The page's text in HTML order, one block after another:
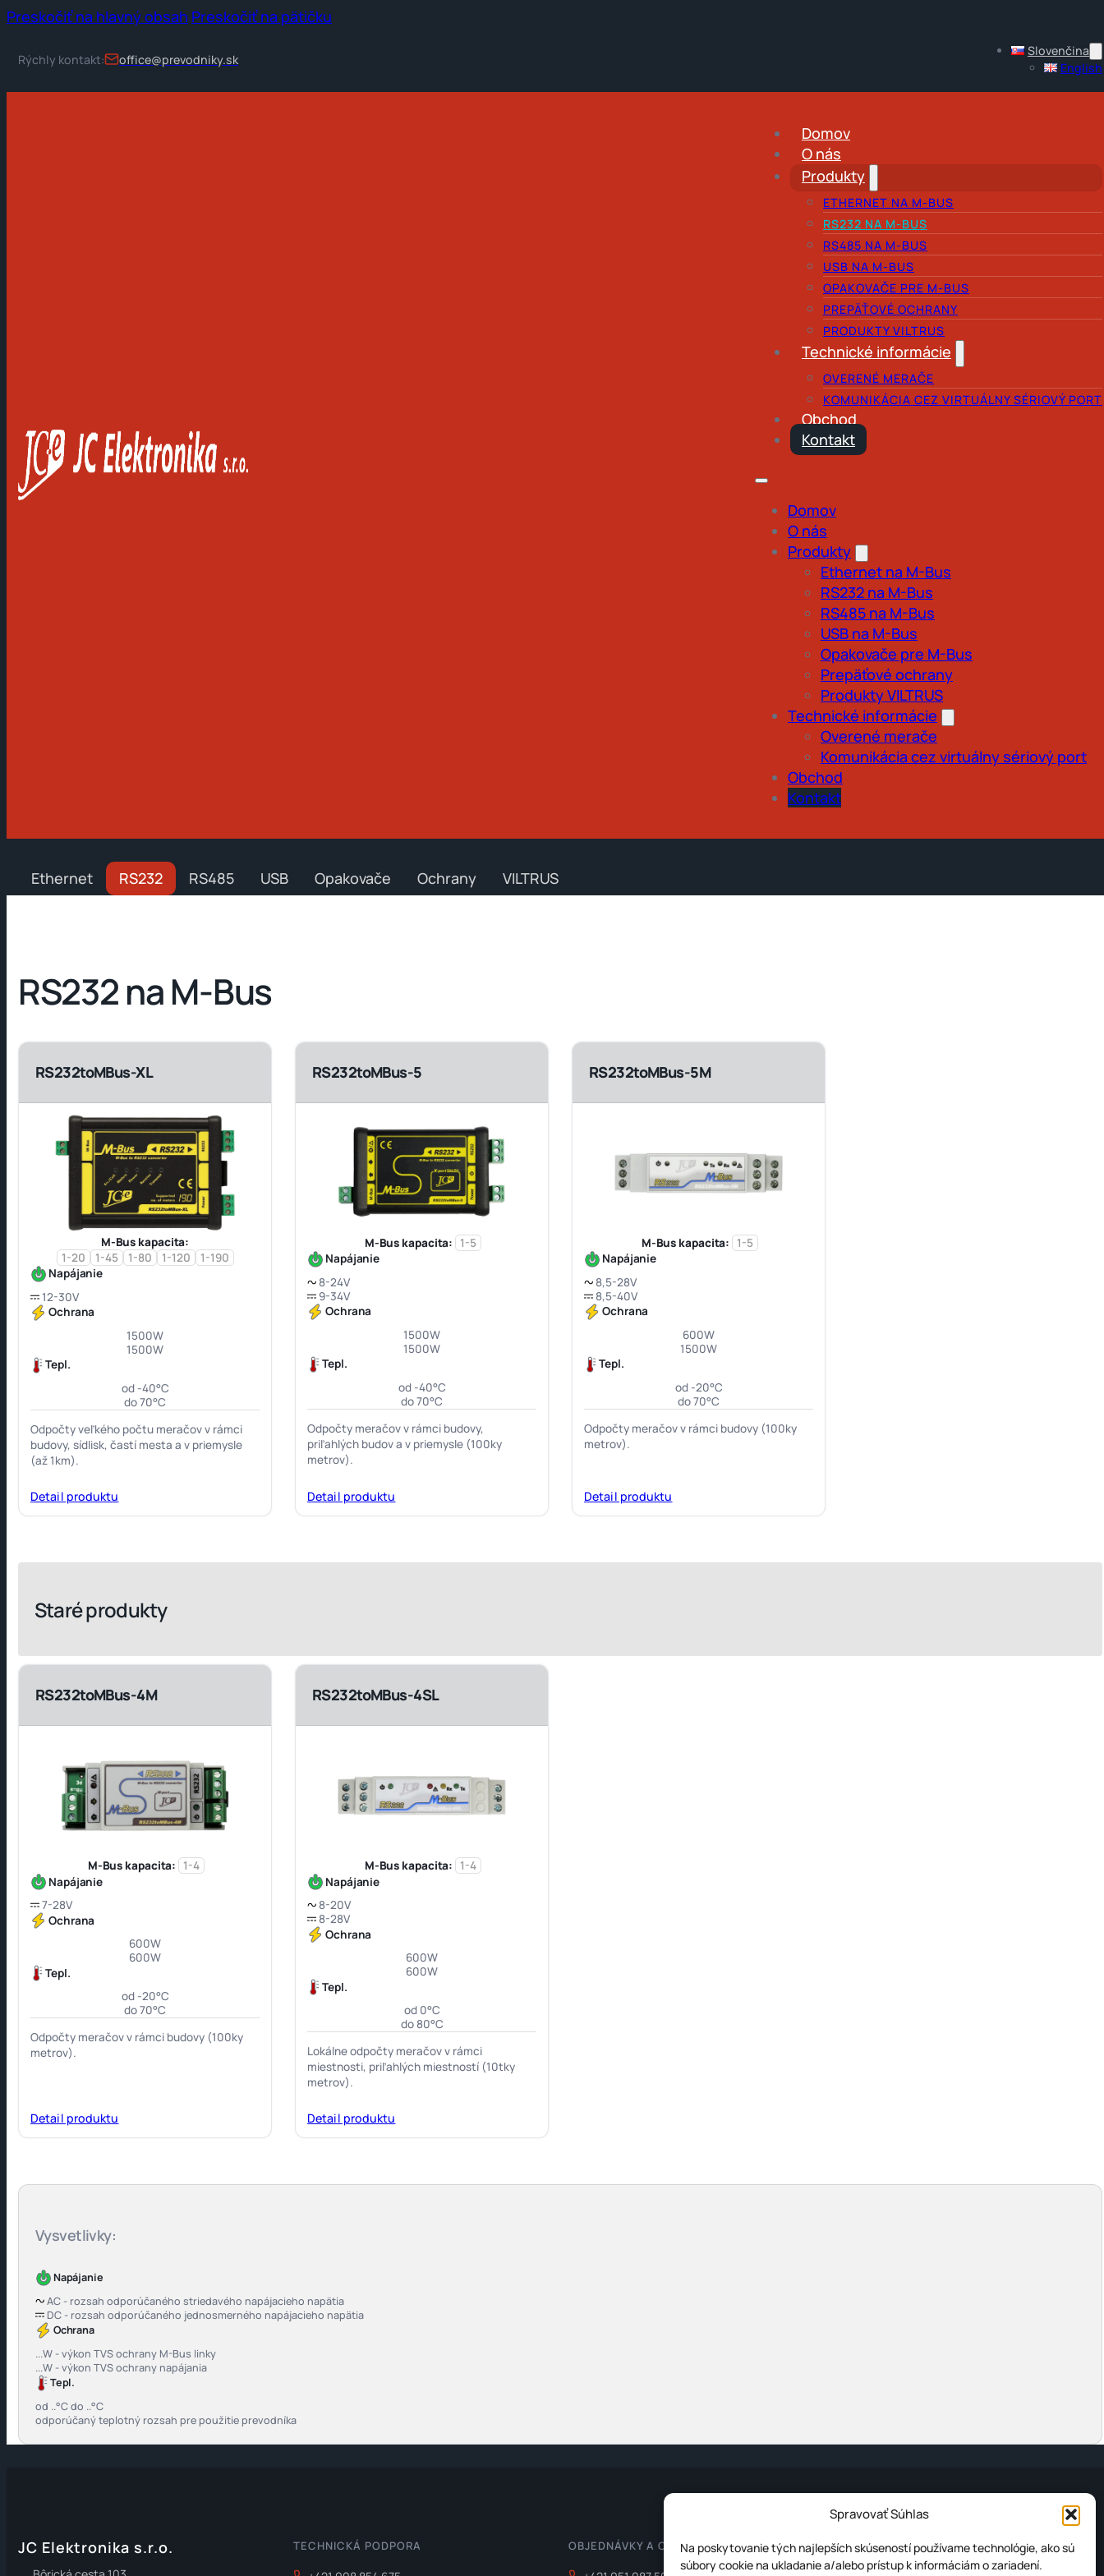
Spravovať Súhlas
Na poskytovanie tých najlepších skúseností používame technológie, ako sú
súbory cookie na ukladanie a/alebo prístup k informáciám o zariadení.
Preskočiť na hlavný obsah Preskočiť na pätičku
Rýchly kontakt: office@prevodniky.sk
Slovenčina
English
Domov
O nás
Produkty
ETHERNET NA M-BUS
RS232 NA M-BUS
RS485 NA M-BUS
USB NA M-BUS
OPAKOVAČE PRE M-BUS
PREPÄŤOVÉ OCHRANY
PRODUKTY VILTRUS
Technické informácie
OVERENÉ MERAČE
KOMUNIKÁCIA CEZ VIRTUÁLNY SÉRIOVÝ PORT
Obchod
Kontakt
Domov
O nás
Produkty
Ethernet na M-Bus
RS232 na M-Bus
RS485 na M-Bus
USB na M-Bus
Opakovače pre M-Bus
Prepäťové ochrany
Produkty VILTRUS
Technické informácie
Overené merače
Komunikácia cez virtuálny sériový port
Obchod
Kontakt
Ethernet RS232 RS485 USB Opakovače Ochrany VILTRUS
RS232 na M-Bus
RS232toMBus-XL
M-Bus kapacita:
1-20
1-45 1-80 1-120
1-190
Napájanie
12-30V
Ochrana
1500W
1500W
Tepl.
od -40°C
do 70°C
Odpočty veľkého počtu meračov v rámci
budovy, sídlisk, častí mesta a v priemysle
(až 1km).
Detail produktu
RS232toMBus-5
M-Bus kapacita:
1-5
Napájanie
8-24V
9-34V
Ochrana
1500W
1500W
Tepl.
od -40°C
do 70°C
Odpočty meračov v rámci budovy,
priľahlých budov a v priemysle (100ky
metrov).
Detail produktu
RS232toMBus-5M
M-Bus kapacita:
1-5
Napájanie
8,5-28V
8,5-40V
Ochrana
600W
1500W
Tepl.
od -20°C
do 70°C
Odpočty meračov v rámci budovy (100ky
metrov).
Detail produktu
Staré produkty
RS232toMBus-4M
M-Bus kapacita:
1-4
Napájanie
7-28V
Ochrana
600W
600W
Tepl.
od -20°C
do 70°C
Odpočty meračov v rámci budovy (100ky
metrov).
Detail produktu
RS232toMBus-4SL
M-Bus kapacita:
1-4
Napájanie
8-20V
8-28V
Ochrana
600W
600W
Tepl.
od 0°C
do 80°C
Lokálne odpočty meračov v rámci
miestnosti, priľahlých miestností (10tky
metrov).
Detail produktu
Vysvetlivky:
Napájanie
AC - rozsah odporúčaného striedavého napájacieho napätia
DC - rozsah odporúčaného jednosmerného napájacieho napätia
Ochrana
...W - výkon TVS ochrany M-Bus linky
...W - výkon TVS ochrany napájania
Tepl.
od ..°C do ..°C
odporúčaný teplotný rozsah pre použitie prevodníka
JC Elektronika s.r.o. TECHNICKÁ PODPORA OBJEDNÁVKY A CENOVÉ PONUKY INFORMÁCIE